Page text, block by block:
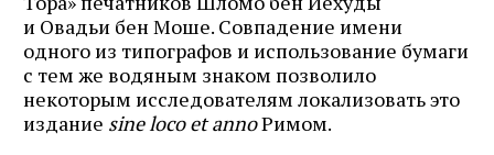
и Овадьи бен Моше. Совпадение имени
одного из типографов и использование бумаги
с тем же водяным знаком позволило
некоторым исследователям локализовать это
издание sine loco et annoРимом.